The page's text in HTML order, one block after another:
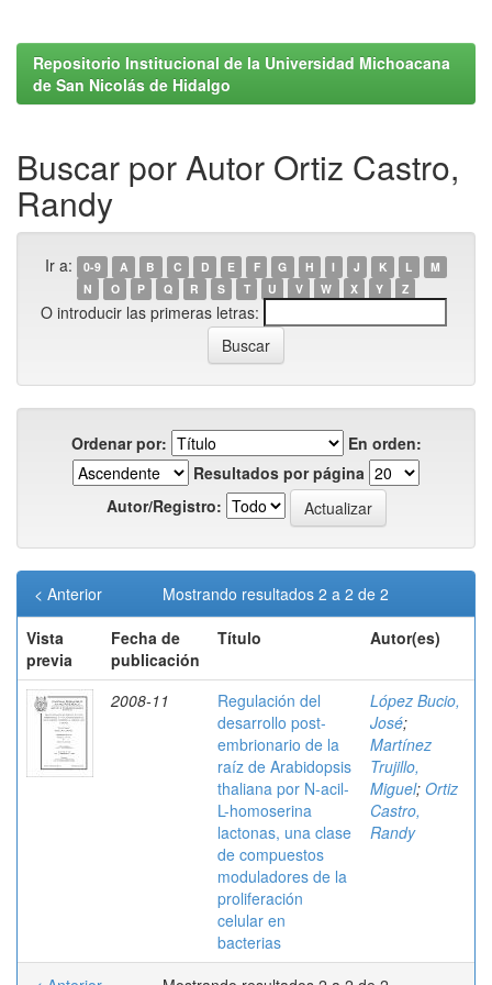
Repositorio Institucional de la Universidad Michoacana
de San Nicolás de Hidalgo
Buscar por Autor Ortiz Castro,
Randy
Ir a: 0-9 A B C D E F G H I J K L
M
N
O P Q R S T U V W X Y Z
O introducir las primeras letras:
Ordenar por:
En orden:
Resultados por página
Autor/Registro:
Mostrando resultados 2 a 2 de 2
< Anterior
Vista
previa
Fecha de
publicación
Título Autor(es)
2008-11
Regulación del
desarrollo post-
embrionario de la
raíz de Arabidopsis
thaliana por N-acil-
L-homoserina
lactonas, una clase
de compuestos
moduladores de la
proliferación
celular en
bacterias
López Bucio,
José;
Martínez
Trujillo,
Miguel; Ortiz
Castro,
Randy